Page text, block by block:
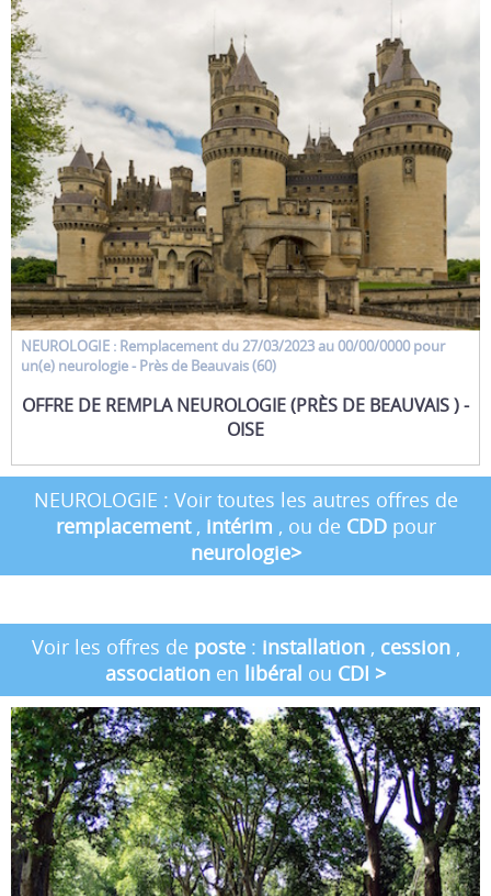
NEUROLOGIE : Remplacement du 27/03/2023 au 00/00/0000 pour
un(e) neurologie- Près de Beauvais (60)
OFFRE DE REMPLA NEUROLOGIE (PRÈS DE BEAUVAIS ) -
OISE
NEUROLOGIE : Voir toutes les autres offres de
remplacement , intérim , ou de CDDpour
neurologie>
Voir les offres de poste: installation, cession,
association en libéral ou CDI >